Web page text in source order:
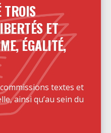
TROIS
ET
ÉGALITÉ,
textes et
ainsi qu’au sein du